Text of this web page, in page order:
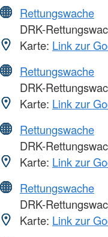
Rettungswache
DRK-
Karte: Link zur
Rettungswache
DRK-
Karte: Link zur
Rettungswache
DRK-
Karte: Link zur
Rettungswache
DRK-
Karte: Link zur